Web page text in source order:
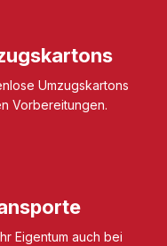
Umzugskartons
Vorbereitungen.
Eigentum auch bei